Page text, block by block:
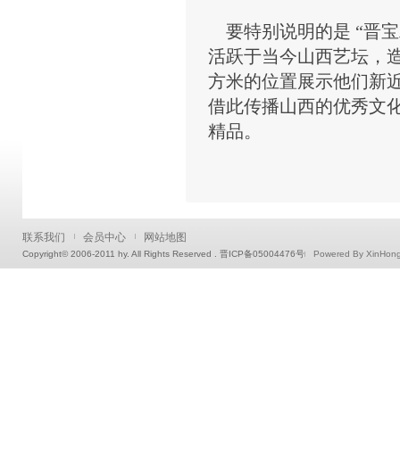
要特别说明的是 “晋
活跃于当今山西艺坛，
方米的位置展示他们新
借此传播山西的优秀文
精品。
联系我们 会员中心 网站地图
Copyright© 2006-2011 hy. All Rights Reserved . 晋ICP备05004476号 Powered By